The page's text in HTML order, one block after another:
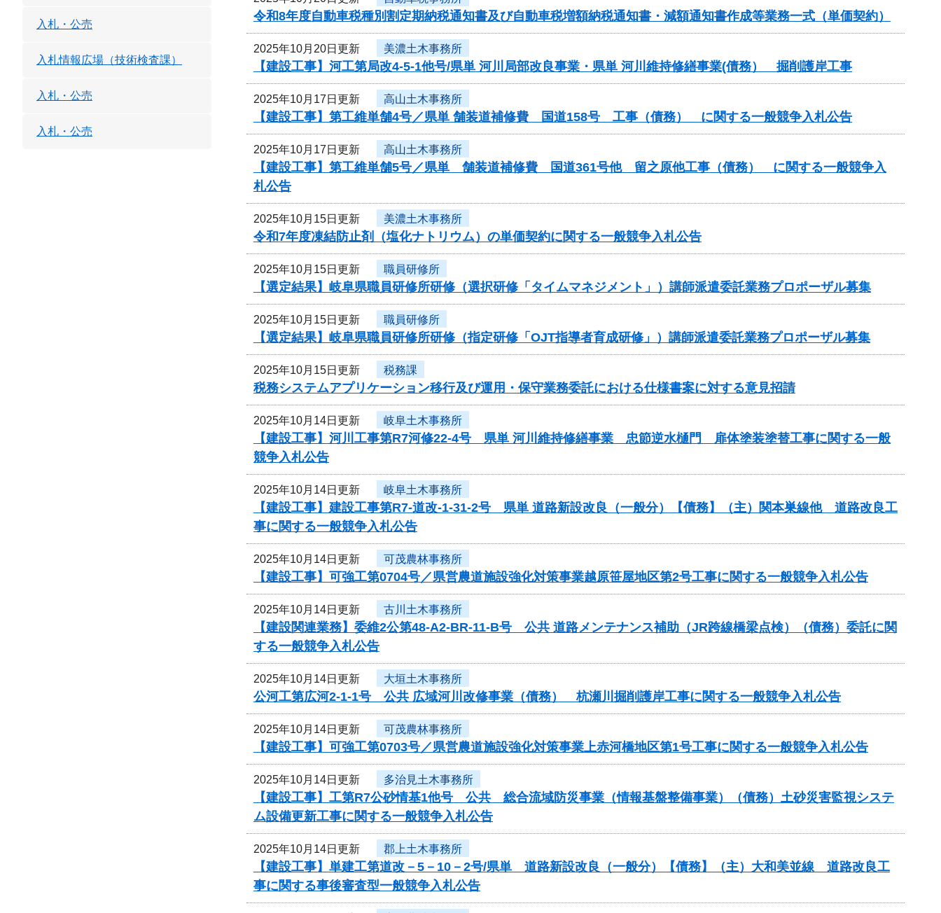
令和8年度自動車税種別割定期納税通知書及び自動車税増額納税通知書・減額通知書作成等業務一式（単価契約）
2025年10月20日更新 美濃土木事務所
【建設工事】河工第局改4-5-1他号/県単 河川局部改良事業・県単 河川維持修繕事業(債務） 掘削護岸工事
2025年10月17日更新 高山土木事務所
【建設工事】第工維単舗4号／県単 舗装道補修費 国道158号 工事（債務） に関する一般競争入札公告
2025年10月17日更新 高山土木事務所
【建設工事】第工維単舗5号／県単 舗装道補修費 国道361号他 留之原他工事（債務） に関する一般競争入
札公告
2025年10月15日更新 美濃土木事務所
令和7年度凍結防止剤（塩化ナトリウム）の単価契約に関する一般競争入札公告
2025年10月15日更新 職員研修所
【選定結果】岐阜県職員研修所研修（選択研修「タイムマネジメント」）講師派遣委託業務プロポーザル募集
2025年10月15日更新 職員研修所
【選定結果】岐阜県職員研修所研修（指定研修「OJT指導者育成研修」）講師派遣委託業務プロポーザル募集
2025年10月15日更新 税務課
税務システムアプリケーション移行及び運用・保守業務委託における仕様書案に対する意見招請
2025年10月14日更新 岐阜土木事務所
【建設工事】河川工事第R7河修22-4号 県単 河川維持修繕事業 忠節逆水樋門 扉体塗装塗替工事に関する一般
競争入札公告
2025年10月14日更新 岐阜土木事務所
【建設工事】建設工事第R7-道改-1-31-2号 県単 道路新設改良（一般分）【債務】（主）関本巣線他 道路改良工
事に関する一般競争入札公告
2025年10月14日更新 可茂農林事務所
【建設工事】可強工第0704号／県営農道施設強化対策事業越原笹屋地区第2号工事に関する一般競争入札公告
2025年10月14日更新 古川土木事務所
【建設関連業務】委維2公第48-A2-BR-11-B号 公共 道路メンテナンス補助（JR跨線橋梁点検）（債務）委託に関
する一般競争入札公告
2025年10月14日更新 大垣土木事務所
公河工第広河2-1-1号 公共 広域河川改修事業（債務） 杭瀬川掘削護岸工事に関する一般競争入札公告
2025年10月14日更新 可茂農林事務所
【建設工事】可強工第0703号／県営農道施設強化対策事業上赤河橋地区第1号工事に関する一般競争入札公告
2025年10月14日更新 多治見土木事務所
【建設工事】工第R7公砂情基1他号 公共 総合流域防災事業（情報基盤整備事業）（債務）土砂災害監視システ
ム設備更新工事に関する一般競争入札公告
2025年10月14日更新 郡上土木事務所
【建設工事】単建工第道改－5－10－2号/県単 道路新設改良（一般分）【債務】（主）大和美並線 道路改良工
事に関する事後審査型一般競争入札公告
入札・公売
入札情報広場（技術検査課）
入札・公売
入札・公売